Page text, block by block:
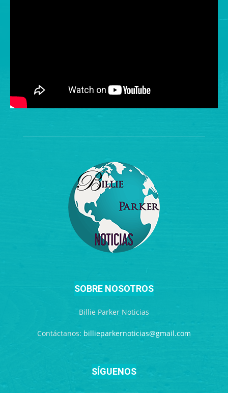
SOBRE NOSOTROS
Billie Parker Noticias
Contáctanos: billieparkernoticias@gmail.com
SÍGUENOS